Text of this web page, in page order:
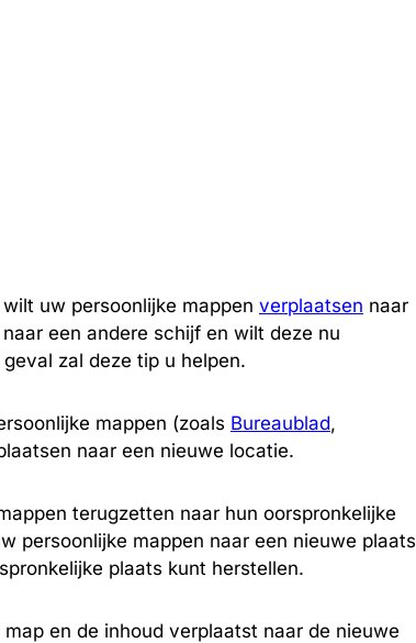
uw persoonlijke mappen verplaatsen naar
een andere schijf en wilt deze nu
zal deze tip u helpen.
mappen (zoals Bureaublad,
naar een nieuwe locatie.
terugzetten naar hun oorspronkelijke
persoonlijke mappen naar een nieuwe plaats
plaats kunt herstellen.
en de inhoud verplaatst naar de nieuwe